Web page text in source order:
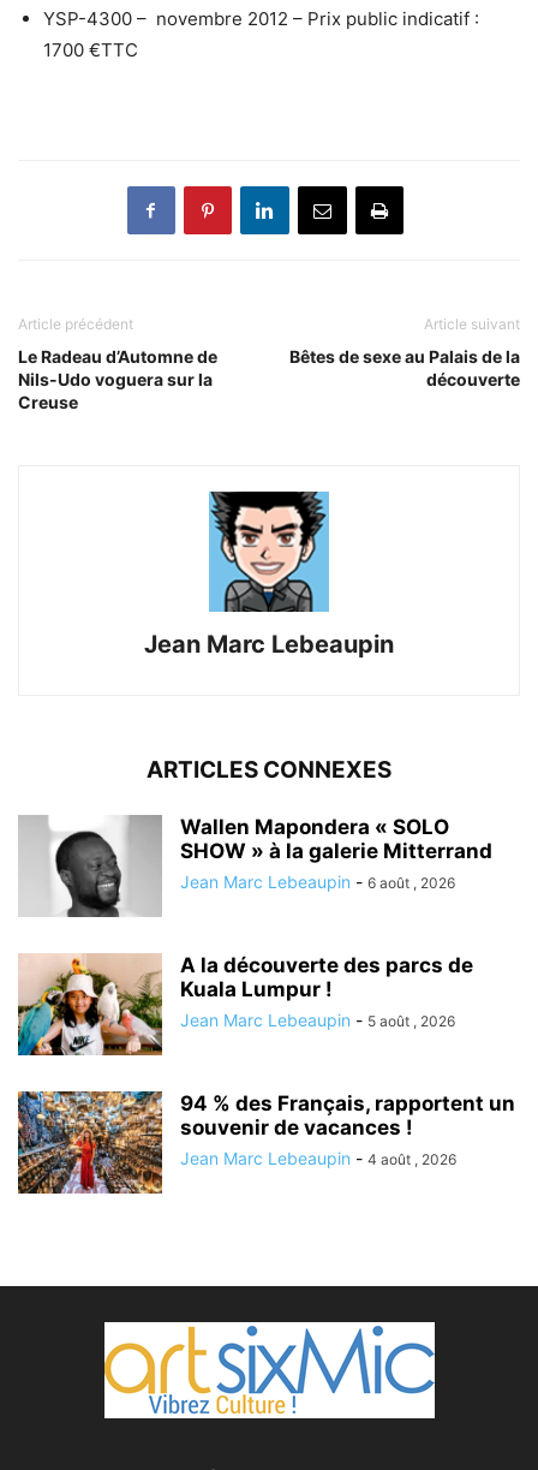
YSP-4300 – novembre 2012 – Prix public indicatif :
1700 €TTC
Article précédent
Le Radeau d’Automne de
Nils-Udo voguera sur la
Creuse
Article suivant
Bêtes de sexe au Palais de la
découverte
Jean Marc Lebeaupin
ARTICLES CONNEXES
Wallen Mapondera « SOLO
SHOW » à la galerie Mitterrand
Jean Marc Lebeaupin - 6 août , 2026
A la découverte des parcs de
Kuala Lumpur !
Jean Marc Lebeaupin - 5 août , 2026
94 % des Français, rapportent un
souvenir de vacances !
Jean Marc Lebeaupin - 4 août , 2026